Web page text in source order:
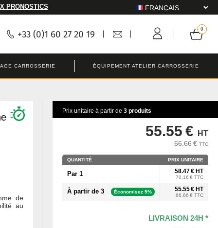
PRONOSTICS
+33 (0)1 60 27 20 19
CARROSSERIE ÉQUIPEMENT ATELIER CARROSSERIE
de
au
Prix unitaire à partir de 3 produits
QUANTITÉ PRIX UNITAIRE
Par 1 58.47 € HT
70.16 € TTC
À partir de 3 Économisez 5% 55.55 € HT
66.66 € TTC
LIVRAISON 24H *
55.55 € HT
66.66 € TTC